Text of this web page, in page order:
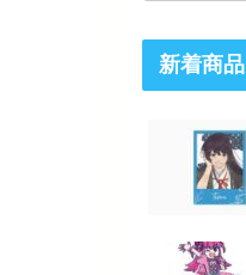
新着商品